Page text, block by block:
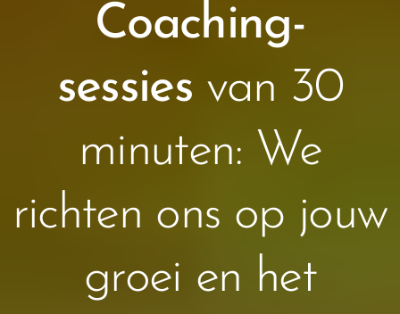
Coaching-
sessies van 30
minuten: We
richten ons op jouw
groei en het